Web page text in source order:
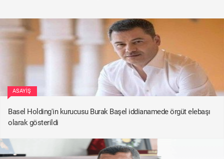
ASAYIŞ
Basel Holding'in kurucusu Burak Başel iddianamede örgüt elebaşı
olarak gösterildi